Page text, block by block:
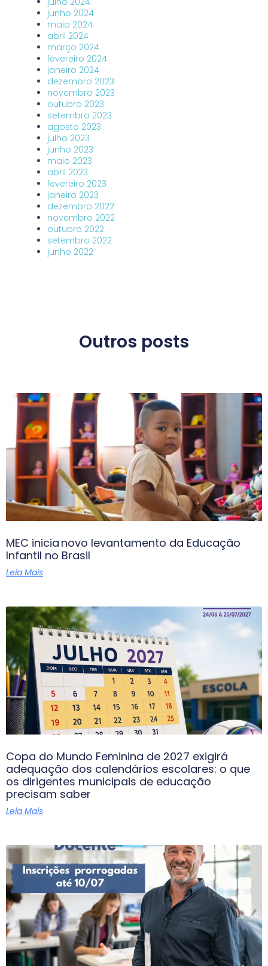
junho 2024
maio 2024
abril 2024
março 2024
fevereiro 2024
janeiro 2024
dezembro 2023
novembro 2023
outubro 2023
setembro 2023
agosto 2023
julho 2023
junho 2023
maio 2023
abril 2023
fevereiro 2023
janeiro 2023
dezembro 2022
novembro 2022
outubro 2022
setembro 2022
junho 2022
Outros posts
MEC inicia novo levantamento da Educação
Infantil no Brasil
Leia Mais
Copa do Mundo Feminina de 2027 exigirá
adequação dos calendários escolares: o que
os dirigentes municipais de educação
precisam saber
Leia Mais